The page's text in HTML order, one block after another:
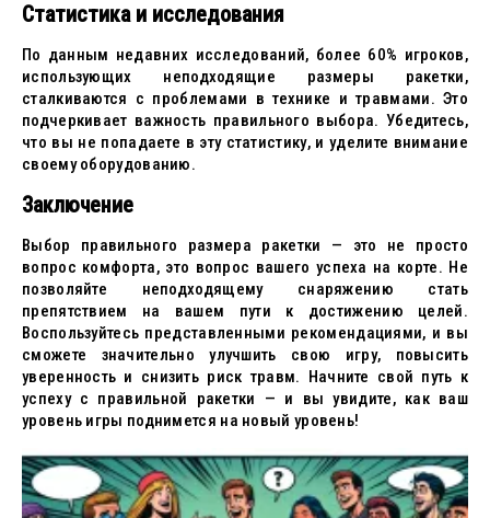
Статистика и исследования
По данным недавних исследований, более 60% игроков,
использующих неподходящие размеры ракетки,
сталкиваются с проблемами в технике и травмами. Это
подчеркивает важность правильного выбора. Убедитесь,
что вы не попадаете в эту статистику, и уделите внимание
своему оборудованию.
Заключение
Выбор правильного размера ракетки — это не просто
вопрос комфорта, это вопрос вашего успеха на корте. Не
позволяйте неподходящему снаряжению стать
препятствием на вашем пути к достижению целей.
Воспользуйтесь представленными рекомендациями, и вы
сможете значительно улучшить свою игру, повысить
уверенность и снизить риск травм. Начните свой путь к
успеху с правильной ракетки — и вы увидите, как ваш
уровень игры поднимется на новый уровень!